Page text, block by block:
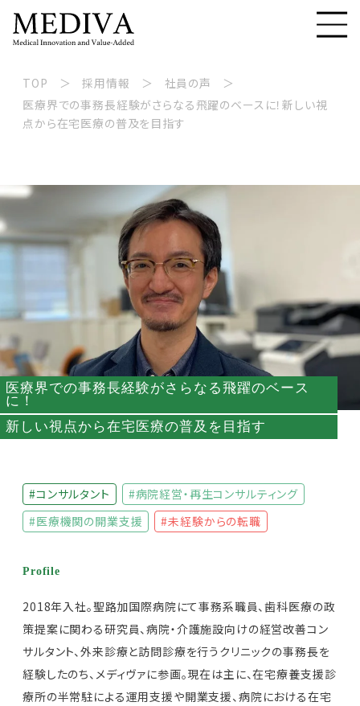
TOP 採用情報
社員の声
医療界での事務長経験がさらなる飛躍のベースに！新しい視
点から在宅医療の普及を目指す
医療界での事務長経験がさらなる飛躍のベース
に！
新しい視点から在宅医療の普及を目指す
#コンサルタント
#病院経営・再生コンサルティング
#医療機関の開業支援
#未経験からの転職
Profile
2018年入社。聖路加国際病院にて事務系職員、歯科医療の政
策提案に関わる研究員、病院・介護施設向けの経営改善コン
サルタント、外来診療と訪問診療を行うクリニックの事務長を
経験したのち、メディヴァに参画。現在は主に、在宅療養支援診
療所の半常駐による運用支援や開業支援、病院における在宅